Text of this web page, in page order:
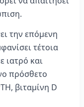
την επόμενη
τέτοια
ιατρό και
πρόσθετο
βιταμίνη D